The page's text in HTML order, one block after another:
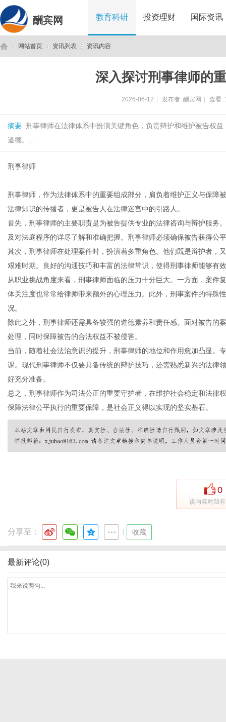
酬宾网 教育科研 投资理财 国际资讯
网站首页 资讯列表 资讯内容
深入探讨刑事律师的
2026-06-12 发布者: 酬宾网 查看:
摘要: 刑事律师在法律体系中扮演关键角色，负责辩护和维护被告权
道德。...
刑事律师
刑事律师，作为法律体系中的重要组成部分，肩负着维护正义与保障
法律知识的传播者，更是被告人在法律迷宫中的引路人。
首先，刑事律师的主要职责是为被告提供专业的法律咨询与辩护服务
及对法庭程序的详尽了解和准确把握。刑事律师必须确保被告获得公
其次，刑事律师在处理案件时，扮演着多重角色。他们既是辩护者，
艰难时期。良好的沟通技巧和丰富的法律常识，使得刑事律师能够有
从职业挑战角度来看，刑事律师面临的压力十分巨大。一方面，案件
体关注度也常常给律师带来额外的心理压力。此外，刑事案件的特殊
况。
除此之外，刑事律师还需具备较强的道德素养和责任感。面对被告的
处理，同时保障被告的合法权益不被侵害。
当前，随着社会法治意识的提升，刑事律师的地位和作用愈加凸显。
课。现代刑事律师不仅要具备传统的辩护技巧，还需熟悉新兴的法律
好充分准备。
总之，刑事律师作为司法公正的重要守护者，在维护社会稳定和法律
保障法律公平执行的重要保障，是社会正义得以实现的坚实基石。
0
该内容对我
分享至： 收藏
最新评论(0)